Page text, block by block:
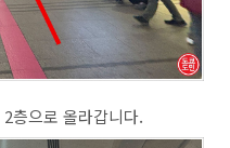
층으로 올라갑니다.